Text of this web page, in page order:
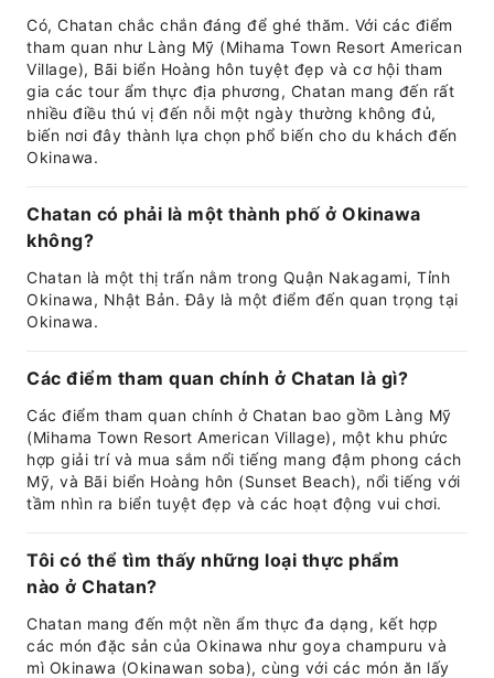
Có, Chatan chắc chắn đáng để ghé thăm. Với các điểm
tham quan như Làng Mỹ (Mihama Town Resort American
Village), Bãi biển Hoàng hôn tuyệt đẹp và cơ hội tham
gia các tour ẩm thực địa phương, Chatan mang đến rất
nhiều điều thú vị đến nỗi một ngày thường không đủ,
biến nơi đây thành lựa chọn phổ biến cho du khách đến
Okinawa.
Chatan có phải là một thành phố ở Okinawa
không?
Chatan là một thị trấn nằm trong Quận Nakagami, Tỉnh
Okinawa, Nhật Bản. Đây là một điểm đến quan trọng tại
Okinawa.
Các điểm tham quan chính ở Chatan là gì?
Các điểm tham quan chính ở Chatan bao gồm Làng Mỹ
(Mihama Town Resort American Village), một khu phức
hợp giải trí và mua sắm nổi tiếng mang đậm phong cách
Mỹ, và Bãi biển Hoàng hôn (Sunset Beach), nổi tiếng với
tầm nhìn ra biển tuyệt đẹp và các hoạt động vui chơi.
Tôi có thể tìm thấy những loại thực phẩm
nào ở Chatan?
Chatan mang đến một nền ẩm thực đa dạng, kết hợp
các món đặc sản của Okinawa như goya champuru và
mì Okinawa (Okinawan soba), cùng với các món ăn lấy